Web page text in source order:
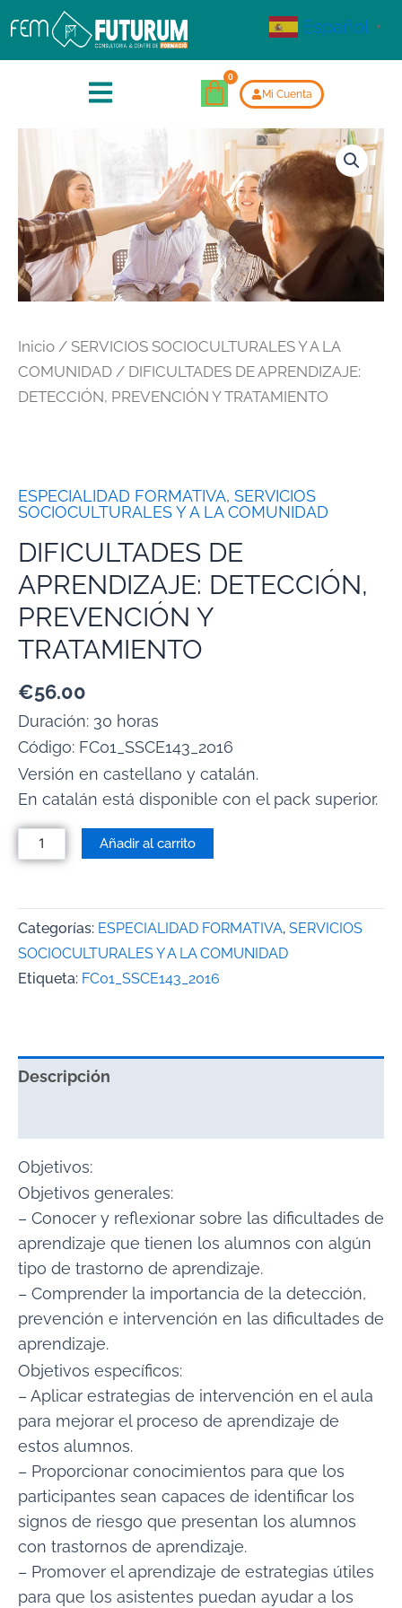
Mi Cuenta
Inicio / SERVICIOS SOCIOCULTURALES Y A LA
COMUNIDAD / DIFICULTADES DE APRENDIZAJE:
DETECCIÓN, PREVENCIÓN Y TRATAMIENTO
ESPECIALIDAD FORMATIVA, SERVICIOS
SOCIOCULTURALES Y A LA COMUNIDAD
DIFICULTADES DE
APRENDIZAJE: DETECCIÓN,
PREVENCIÓN Y
TRATAMIENTO
€56.00
Duración: 30 horas
Código: FC01_SSCE143_2016
Versión en castellano y catalán.
En catalán está disponible con el pack superior.
Añadir al carrito
Categorías: ESPECIALIDAD FORMATIVA, SERVICIOS
SOCIOCULTURALES Y A LA COMUNIDAD
Etiqueta: FC01_SSCE143_2016
Descripción
Objetivos:
Objetivos generales:
– Conocer y reflexionar sobre las dificultades de
aprendizaje que tienen los alumnos con algún
tipo de trastorno de aprendizaje.
– Comprender la importancia de la detección,
prevención e intervención en las dificultades de
aprendizaje.
Objetivos específicos:
– Aplicar estrategias de intervención en el aula
para mejorar el proceso de aprendizaje de
estos alumnos.
– Proporcionar conocimientos para que los
participantes sean capaces de identificar los
signos de riesgo que presentan los alumnos
con trastornos de aprendizaje.
– Promover el aprendizaje de estrategias útiles
para que los asistentes puedan ayudar a los
Español ▼